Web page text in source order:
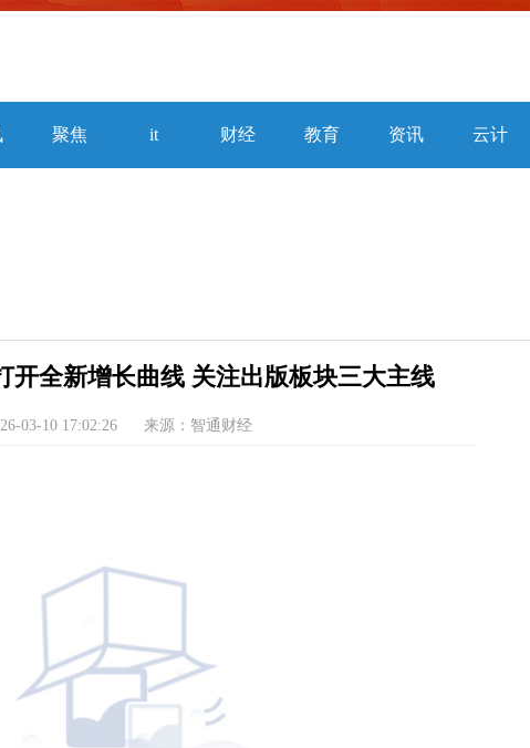
聚焦 it 财经 教育 资讯 云计
开全新增长曲线 关注出版板块三大主线
03-10 17:02:26 来源：智通财经